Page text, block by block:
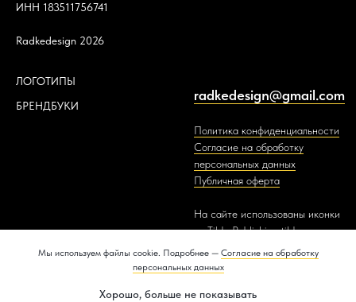
ИНН 183511756741
Radkedesign 2026
ЛОГОТИПЫ
БРЕНДБУКИ
radkedesign@gmail.com
Политика конфиденциальности
Согласие на обработку
персональных данных
Публичная оферта
На сайте использованы иконки
от Tilda Publishingtilda.cc
Мы используем файлы cookie. Подробнее — Согласие на обработку
персональных данных
Хорошо, больше не показывать
Made on Tilda